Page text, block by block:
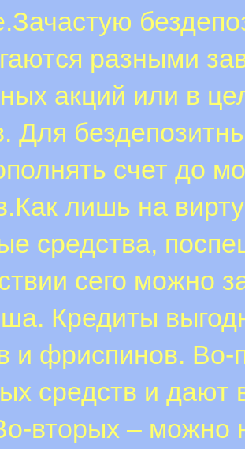
разными
акций или в
Для
счет до
лишь на
средства,
сего можно
Кредиты
и фриспинов. Во-
средств и дают
вторых – можно